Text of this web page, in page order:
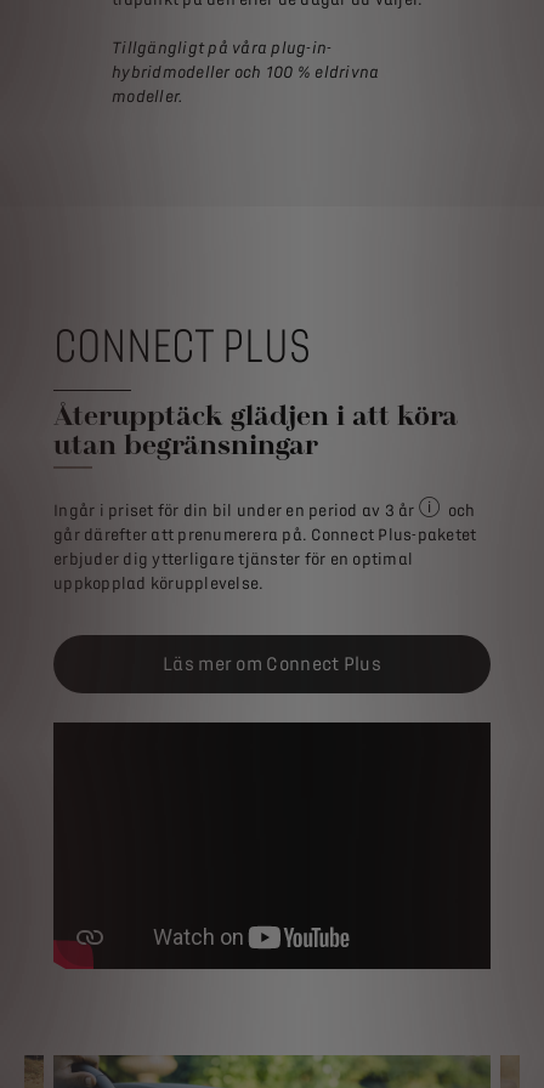
Tillgängligt på våra plug-in-
hybridmodeller och 100 % eldrivna
modeller.
CONNECT PLUS
Återupptäck glädjen i att köra
utan begränsningar
Ingår i priset för din bil under en period av 3 år
För alla köp av
och
går därefter att prenumerera på. Connect Plus-paketet
erbjuder dig ytterligare tjänster för en optimal
uppkopplad körupplevelse.
Läs mer om Connect Plus